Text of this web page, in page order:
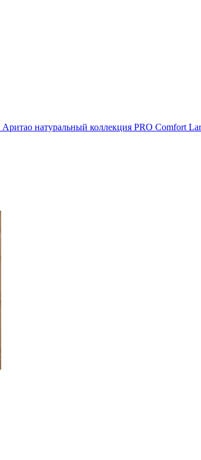
натуральный коллекция PRO Comfort